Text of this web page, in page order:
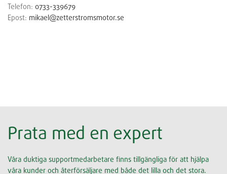
Telefon: 0733-339679
Epost: mikael@zetterstromsmotor.se
Prata med en expert
Våra duktiga supportmedarbetare finns tillgängliga för att hjälpa
våra kunder och återförsäljare med både det lilla och det stora.